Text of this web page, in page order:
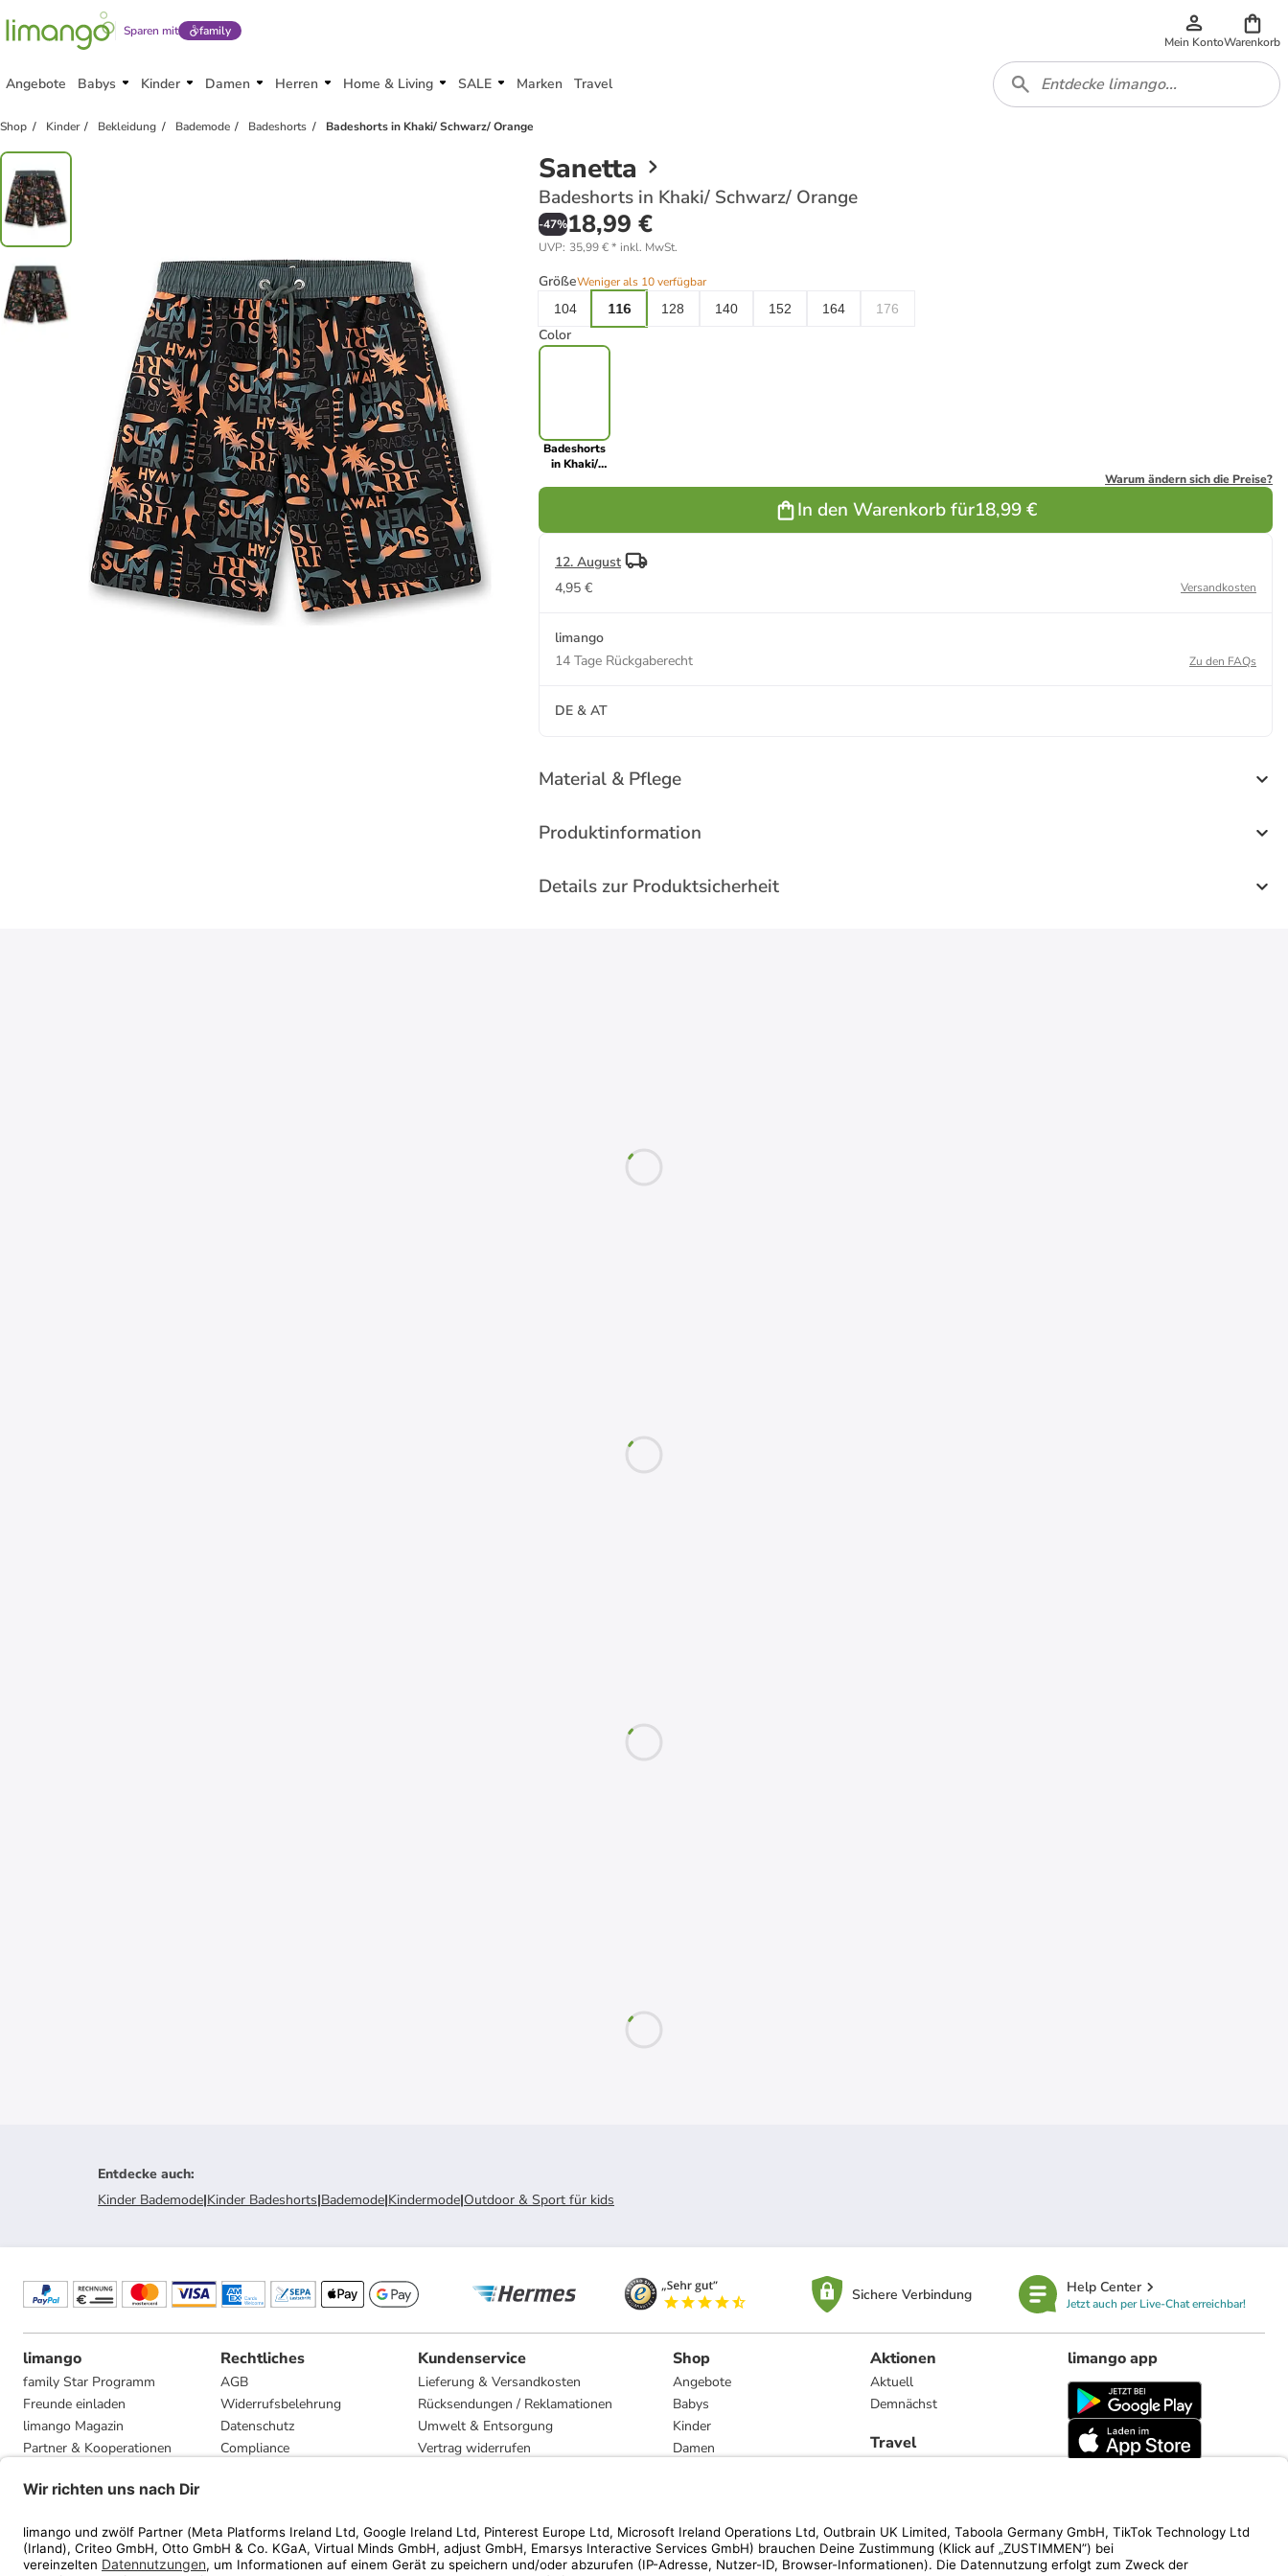
Sparen mit family
Mein KontoWarenkorb
Angebote Babys Kinder Damen Herren Home & Living SALE Marken Travel
Shop Kinder Bekleidung Bademode Badeshorts Badeshorts in Khaki/ Schwarz/ Orange
Sanetta
Badeshorts in Khaki/ Schwarz/ Orange
-47%18,99 €
UVP: 35,99 €* inkl. MwSt.
GrößeWeniger als 10 verfügbar
104
116 128 140 152 164 176
Color
Badeshorts
in Khaki/
Warum ändern sich die Preise?
In den Warenkorb für18,99 €
12. August
4,95 €
Versandkosten
limango
14 Tage Rückgaberecht
Zu den FAQs
DE & AT
Material & Pflege
Produktinformation
Details zur Produktsicherheit
Entdecke auch:
Kinder Bademode|Kinder Badeshorts|Bademode|Kindermode|Outdoor & Sport für kids
Sichere Verbindung Help Center
Jetzt auch per Live-Chat erreichbar!
limango
family Star Programm
Freunde einladen
limango Magazin
Partner & Kooperationen
Presse
Rechtliches
AGB
Widerrufsbelehrung
Datenschutz
Compliance
Kundenservice
Lieferung & Versandkosten
Rücksendungen / Reklamationen
Umwelt & Entsorgung
Vertrag widerrufen
Shop
Angebote
Babys
Kinder
Damen
Marken
Aktionen
Aktuell
Demnächst
Travel
limango app